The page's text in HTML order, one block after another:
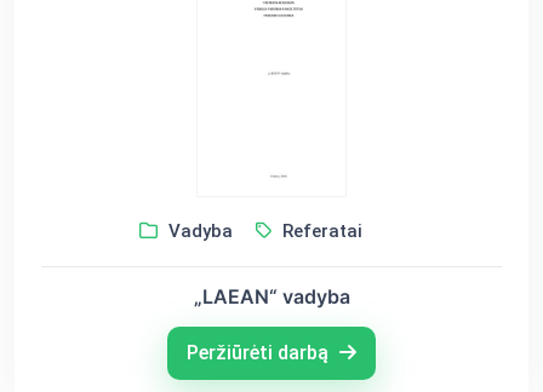
Vadyba Referatai
„LAEAN“ vadyba
Peržiūrėti darbą